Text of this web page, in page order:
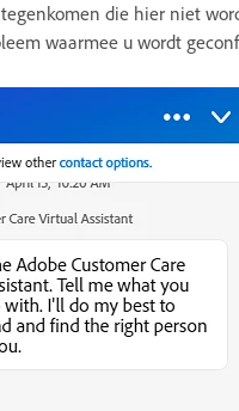
die hier niet
waarmee u wordt